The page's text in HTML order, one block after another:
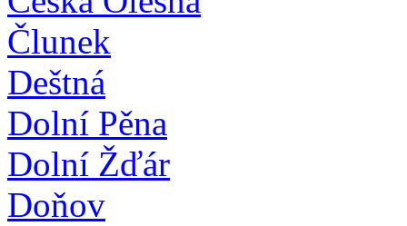
Člunek
Deštná
Dolní Pěna
Dolní Žďár
Doňov